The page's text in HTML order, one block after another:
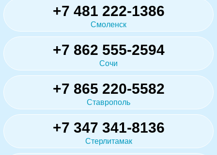
+7 481 222-1386
Смоленск
+7 862 555-2594
Сочи
+7 865 220-5582
Ставрополь
+7 347 341-8136
Стерлитамак